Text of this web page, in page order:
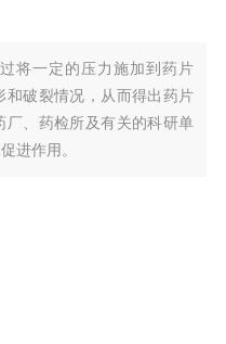
将一定的压力施加到药片
和破裂情况，从而得出药片
厂、药检所及有关的科研单
进作用。